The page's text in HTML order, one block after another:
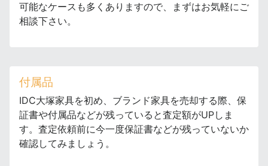
可能なケースも多くありますので、まずはお気軽にご
相談下さい。
付属品
IDC大塚家具を初め、ブランド家具を売却する際、保
証書や付属品などが残っていると査定額がUPしま
す。査定依頼前に今一度保証書などが残っていないか
確認してみましょう。